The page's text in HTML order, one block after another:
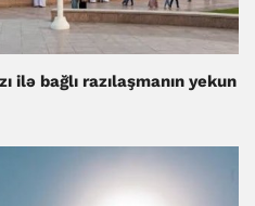
ilə bağlı razılaşmanın yekun